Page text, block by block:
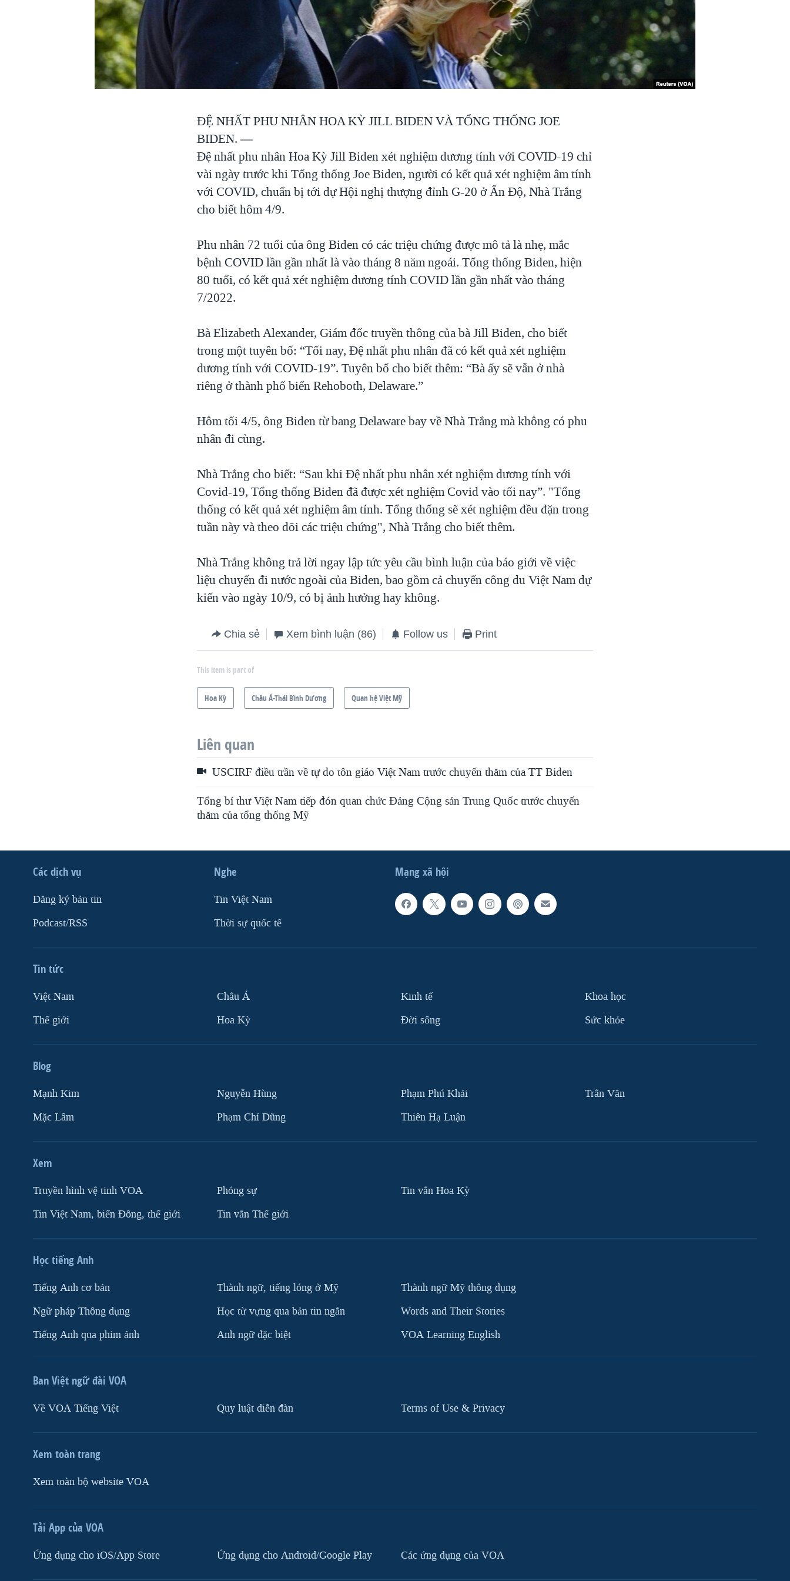
NGƯ DÂN VIỆT VÀ LÀN SÓNG
BÊN KIA QUỐC LỘ: TIẾNG VỌNG
TỪ NÔNG THÔN MỸ
ĐỆ NHẤT PHU NHÂN HOA KỲ JILL BIDEN VÀ TỔNG THỐNG JOE
BIDEN. —
Đệ nhất phu nhân Hoa Kỳ Jill Biden xét nghiệm dương tính với COVID-19 chỉ
vài ngày trước khi Tổng thống Joe Biden, người có kết quả xét nghiệm âm tính
với COVID, chuẩn bị tới dự Hội nghị thượng đỉnh G-20 ở Ấn Độ, Nhà Trắng
cho biết hôm 4/9.
Phu nhân 72 tuổi của ông Biden có các triệu chứng được mô tả là nhẹ, mắc
bệnh COVID lần gần nhất là vào tháng 8 năm ngoái. Tổng thống Biden, hiện
80 tuổi, có kết quả xét nghiệm dương tính COVID lần gần nhất vào tháng
7/2022.
Bà Elizabeth Alexander, Giám đốc truyền thông của bà Jill Biden, cho biết
trong một tuyên bố: “Tối nay, Đệ nhất phu nhân đã có kết quả xét nghiệm
dương tính với COVID-19”. Tuyên bố cho biết thêm: “Bà ấy sẽ vẫn ở nhà
riêng ở thành phố biển Rehoboth, Delaware.”
Hôm tối 4/5, ông Biden từ bang Delaware bay về Nhà Trắng mà không có phu
nhân đi cùng.
Nhà Trắng cho biết: “Sau khi Đệ nhất phu nhân xét nghiệm dương tính với
Covid-19, Tổng thống Biden đã được xét nghiệm Covid vào tối nay”. "Tổng
thống có kết quả xét nghiệm âm tính. Tổng thống sẽ xét nghiệm đều đặn trong
tuần này và theo dõi các triệu chứng", Nhà Trắng cho biết thêm.
Nhà Trắng không trả lời ngay lập tức yêu cầu bình luận của báo giới về việc
liệu chuyến đi nước ngoài của Biden, bao gồm cả chuyến công du Việt Nam dự
kiến vào ngày 10/9, có bị ảnh hưởng hay không.
Chia sẻ Xem bình luận (86) Follow us Print
This item is part of
Hoa Kỳ Châu Á-Thái Bình Dương Quan hệ Việt Mỹ
Liên quan
USCIRF điều trần về tự do tôn giáo Việt Nam trước chuyến thăm của TT Biden
Tổng bí thư Việt Nam tiếp đón quan chức Đảng Cộng sản Trung Quốc trước chuyến
thăm của tổng thống Mỹ
Mạng xã hội
Các dịch vụ
Ðăng ký bản tin
Podcast/RSS
Nghe
Tin Việt Nam
Thời sự quốc tế
Tin tức
Việt Nam
Thế giới
Châu Á
Hoa Kỳ
Kinh tế
Ðời sống
Khoa học
Sức khỏe
Blog
Mạnh Kim
Mặc Lâm
Nguyễn Hùng
Phạm Chí Dũng
Phạm Phú Khải
Thiên Hạ Luận
Trân Văn
Xem
Truyền hình vệ tinh VOA
Tin Việt Nam, biển Đông, thế giới
Phóng sự
Tin vắn Thế giới
Tin vắn Hoa Kỳ
Học tiếng Anh
Tiếng Anh cơ bản
Ngữ pháp Thông dụng
Tiếng Anh qua phim ảnh
Thành ngữ, tiếng lóng ở Mỹ
Học từ vựng qua bản tin ngắn
Anh ngữ đặc biệt
Thành ngữ Mỹ thông dụng
Words and Their Stories
VOA Learning English
Ban Việt ngữ đài VOA
Về VOA Tiếng Việt Quy luật diễn đàn Terms of Use & Privacy
Xem toàn trang
Xem toàn bộ website VOA
Tải App của VOA
Ứng dụng cho iOS/App Store Ứng dụng cho Android/Google Play Các ứng dụng của VOA